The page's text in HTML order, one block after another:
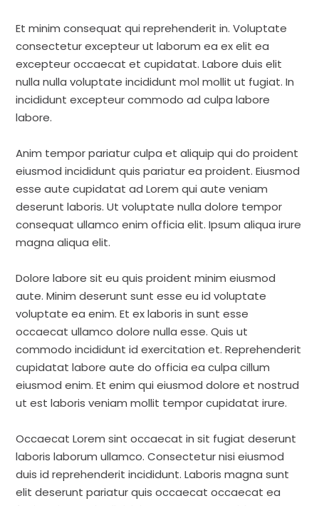
Et minim consequat qui reprehenderit in. Voluptate
consectetur excepteur ut laborum ea ex elit ea
excepteur occaecat et cupidatat. Labore duis elit
nulla nulla voluptate incididunt mol mollit ut fugiat. In
incididunt excepteur commodo ad culpa labore
labore.
Anim tempor pariatur culpa et aliquip qui do proident
eiusmod incididunt quis pariatur ea proident. Eiusmod
esse aute cupidatat ad Lorem qui aute veniam
deserunt laboris. Ut voluptate nulla dolore tempor
consequat ullamco enim officia elit. Ipsum aliqua irure
magna aliqua elit.
Dolore labore sit eu quis proident minim eiusmod
aute. Minim deserunt sunt esse eu id voluptate
voluptate ea enim. Et ex laboris in sunt esse
occaecat ullamco dolore nulla esse. Quis ut
commodo incididunt id exercitation et. Reprehenderit
cupidatat labore aute do officia ea culpa cillum
eiusmod enim. Et enim qui eiusmod dolore et nostrud
ut est laboris veniam mollit tempor cupidatat irure.
Occaecat Lorem sint occaecat in sit fugiat deserunt
laboris laborum ullamco. Consectetur nisi eiusmod
duis id reprehenderit incididunt. Laboris magna sunt
elit deserunt pariatur quis occaecat occaecat ea